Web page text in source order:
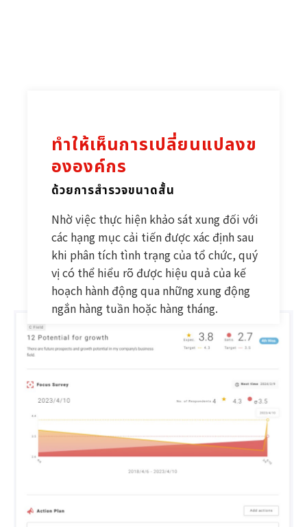
ทำให้เห็นการเปลี่ยนแปลงข
ององค์กร
ด้วยการสำรวจขนาดสั้น
Nhờ việc thực hiện khảo sát xung đối với
các hạng mục cải tiến được xác định sau
khi phân tích tình trạng của tổ chức, quý
vị có thể hiểu rõ được hiệu quả của kế
hoạch hành động qua những xung động
ngắn hàng tuần hoặc hàng tháng.